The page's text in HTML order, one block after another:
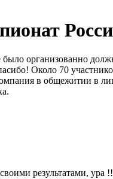
было организованно
Около 70
в общежитии в
результатами,